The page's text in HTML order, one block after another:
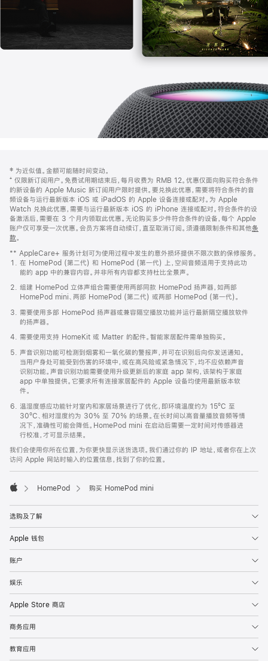
页
页
脚
注
‡ 为近似值。金额可能随时间变动。
⁺ 仅限新订阅用户。免费试用期结束后，每月收费为 RMB 12。优惠仅面向购买符合条件
的新设备的 Apple Music 新订阅用户限时提供。要兑换此优惠，需要将符合条件的音
频设备与运行最新版本 iOS 或 iPadOS 的 Apple 设备连接或配对。为 Apple
Watch 兑换此优惠，需要与运行最新版本 iOS 的 iPhone 连接或配对。符合条件的设
备激活后，需要在 3 个月内领取此优惠。无论购买多少件符合条件的设备，每个 Apple
账户仅可享受一次优惠。会员方案将自动续订，直至取消订阅。须遵循限制条件和其他条
款。
窗
口
中
打
开)
** AppleCare+ 服务计划可为使用过程中发生的意外损坏提供不限次数的保修服务。
在 HomePod (第二代) 和 HomePod (第一代) 上，空间音频适用于支持此功
能的 app 中的兼容内容。并非所有内容都支持杜比全景声。
组建 HomePod 立体声组合需要使用两部同款 HomePod 扬声器，如两部
HomePod mini、两部 HomePod (第二代) 或两部 HomePod (第一代)。
需要使用多部 HomePod 扬声器或兼容隔空播放功能并运行最新隔空播放软件
的扬声器。
需要使用支持 HomeKit 或 Matter 的配件。智能家居配件需单独购买。
声音识别功能可检测到烟雾和一氧化碳的警报声，并可在识别后向你发送通知。
当用户身处可能受到伤害的环境中，或在高风险或紧急情况下，均不应依赖声音
识别功能。声音识别功能需要使用升级更新后的家庭 app 架构，该架构于家庭
app 中单独提供。它要求所有连接家居配件的 Apple 设备均使用最新版本软
件。
温湿度感应功能针对室内和家居场景进行了优化，即环境温度约为 15ºC 至
30ºC、相对湿度约为 30% 至 70% 的场景。在长时间以高音量播放音频等情
况下，准确性可能会降低。HomePod mini 在启动后需要一定时间对传感器进
行校准，才可显示结果。
我们会使用你所在位置，为你更快显示送货选项。我们通过你的 IP 地址，或者你在上次
访问 Apple 网站时输入的位置信息，找到了你的位置。
HomePod 购买 HomePod mini
选购及了解
Apple 钱包
账户
娱乐
Apple Store 商店
商务应用
教育应用